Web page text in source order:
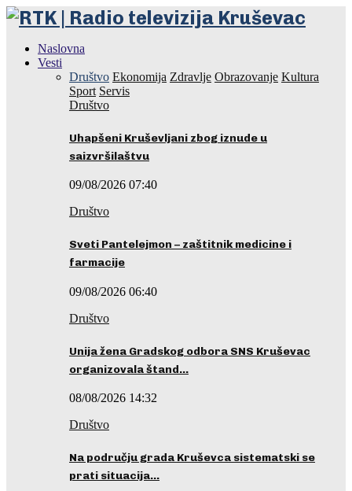
Naslovna
Vesti
Društvo Ekonomija Zdravlje Obrazovanje Kultura
Sport Servis
Društvo
Uhapšeni Kruševljani zbog iznude u
saizvršilaštvu
09/08/2026 07:40
Društvo
Sveti Pantelejmon – zaštitnik medicine i
farmacije
09/08/2026 06:40
Društvo
Unija žena Gradskog odbora SNS Kruševac
organizovala štand…
08/08/2026 14:32
Društvo
Na području grada Kruševca sistematski se
prati situacija…